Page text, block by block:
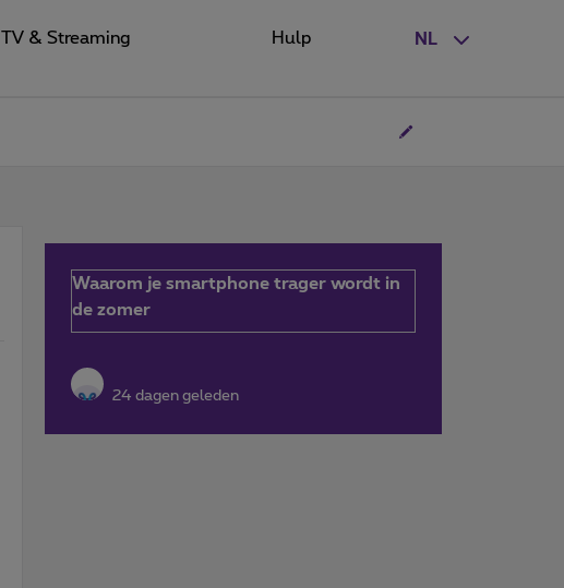
NL
TV & Streaming Hulp
Waarom je smartphone trager wordt in
de zomer
24 dagen geleden